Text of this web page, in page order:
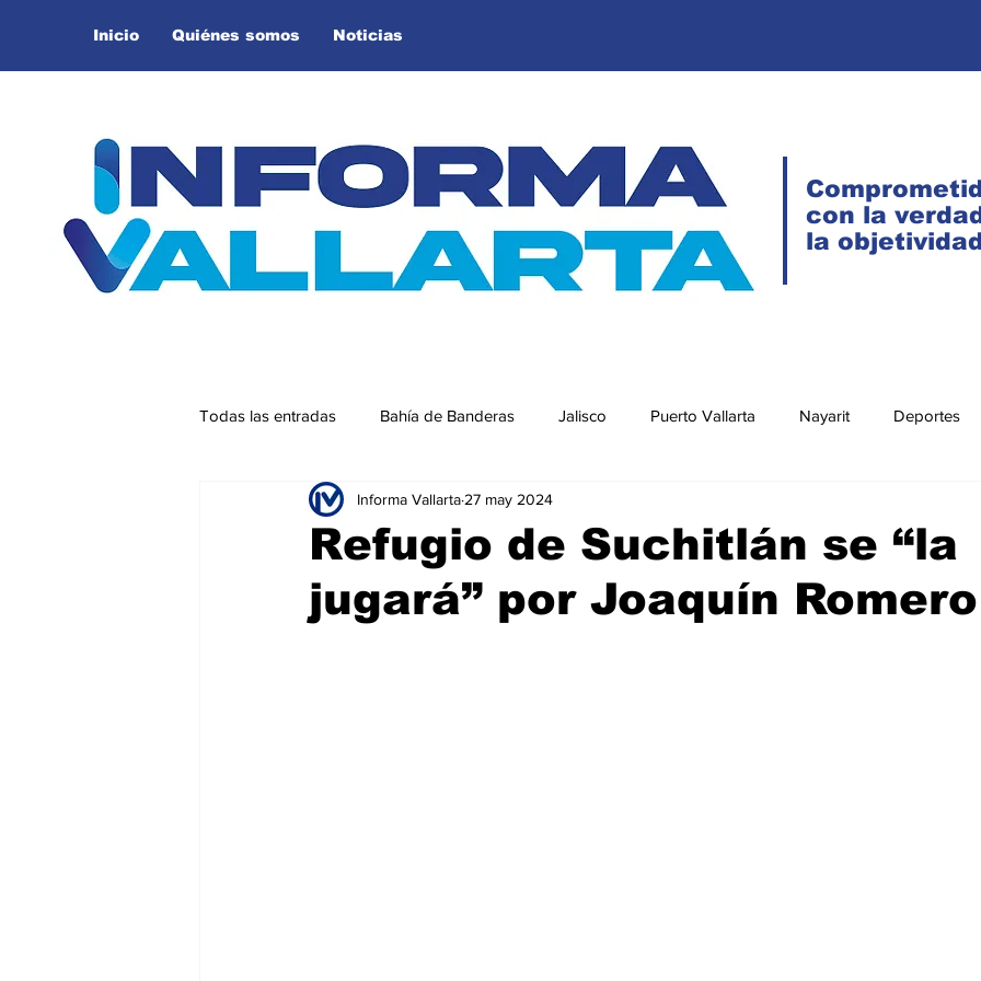
Inicio Quiénes somos Noticias
con la
la
Todas las entradas Bahía de Banderas Jalisco Puerto Vallarta Nayarit Deportes
Educación Seguridad Turismo
Bienes y Raíces Historias de Éxito
Refugio de Suchitlán se “la
jugará” por Joaquín Romero
Informa Vallarta 27 may 2024